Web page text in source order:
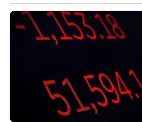
之間傳閱。